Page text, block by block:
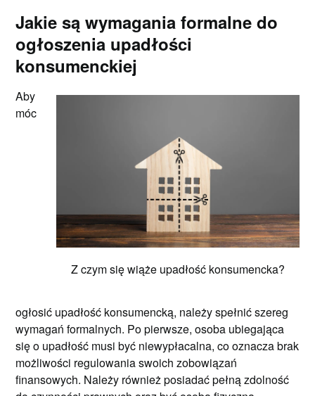
Jakie są wymagania formalne do
ogłoszenia upadłości
konsumenckiej
Z czym się wiąże upadłość konsumencka?
Aby
móc
ogłosić upadłość konsumencką, należy spełnić szereg
wymagań formalnych. Po pierwsze, osoba ubiegająca
się o upadłość musi być niewypłacalna, co oznacza brak
możliwości regulowania swoich zobowiązań
finansowych. Należy również posiadać pełną zdolność